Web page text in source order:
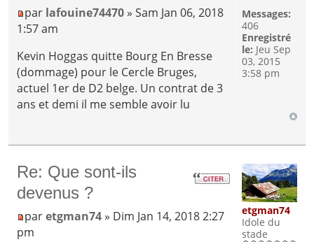
par lafouine74470 » Sam Jan 06, 2018
1:57 am
Kevin Hoggas quitte Bourg En Bresse
(dommage) pour le Cercle Bruges,
actuel 1er de D2 belge. Un contrat de 3
ans et demi il me semble avoir lu
Messages:
406
Enregistré
le: Jeu Sep
03, 2015
3:58 pm
Re: Que sont-ils
devenus ?
paretgman74» Dim Jan 14, 2018 2:27
pm
etgman74
Idole du
stade